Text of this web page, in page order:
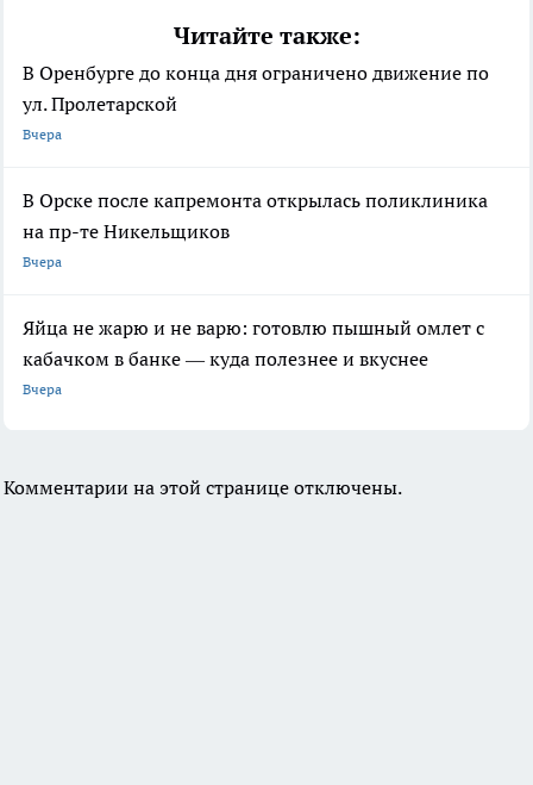
Читайте также:
В Оренбурге до конца дня ограничено движение по
ул. Пролетарской
Вчера
В Орске после капремонта открылась поликлиника
на пр-те Никельщиков
Вчера
Яйца не жарю и не варю: готовлю пышный омлет с
кабачком в банке — куда полезнее и вкуснее
Вчера
Комментарии на этой странице отключены.